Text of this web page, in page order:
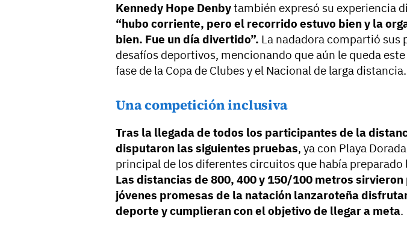
Kennedy Hope Denbytambién expresó su experiencia
“hubo corriente, pero el recorrido estuvo bien y la
bien. Fue un día divertido”. La nadadora compartió sus
desafíos deportivos, mencionando que aún le queda
fase de la Copa de Clubes y el Nacional de larga distancia.
Una competición inclusiva
Tras la llegada de todos los participantes de la
disputaron las siguientes pruebas, ya con Playa
principal de los diferentes circuitos que había preparado
Las distancias de 800, 400 y 150/100 metros sirvieron
jóvenes promesas de la natación lanzaroteña
deporte y cumplieran con el objetivo de llegar a meta.